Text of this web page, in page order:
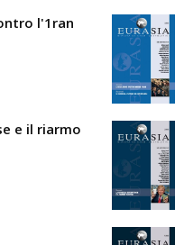
l'1ran
e il riarmo